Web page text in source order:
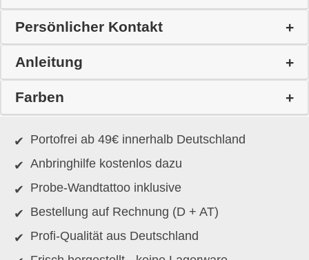
Persönlicher Kontakt
Anleitung
Farben
Portofrei ab 49€ innerhalb Deutschland
Anbringhilfe kostenlos dazu
Probe-Wandtattoo inklusive
Bestellung auf Rechnung (D + AT)
Profi-Qualität aus Deutschland